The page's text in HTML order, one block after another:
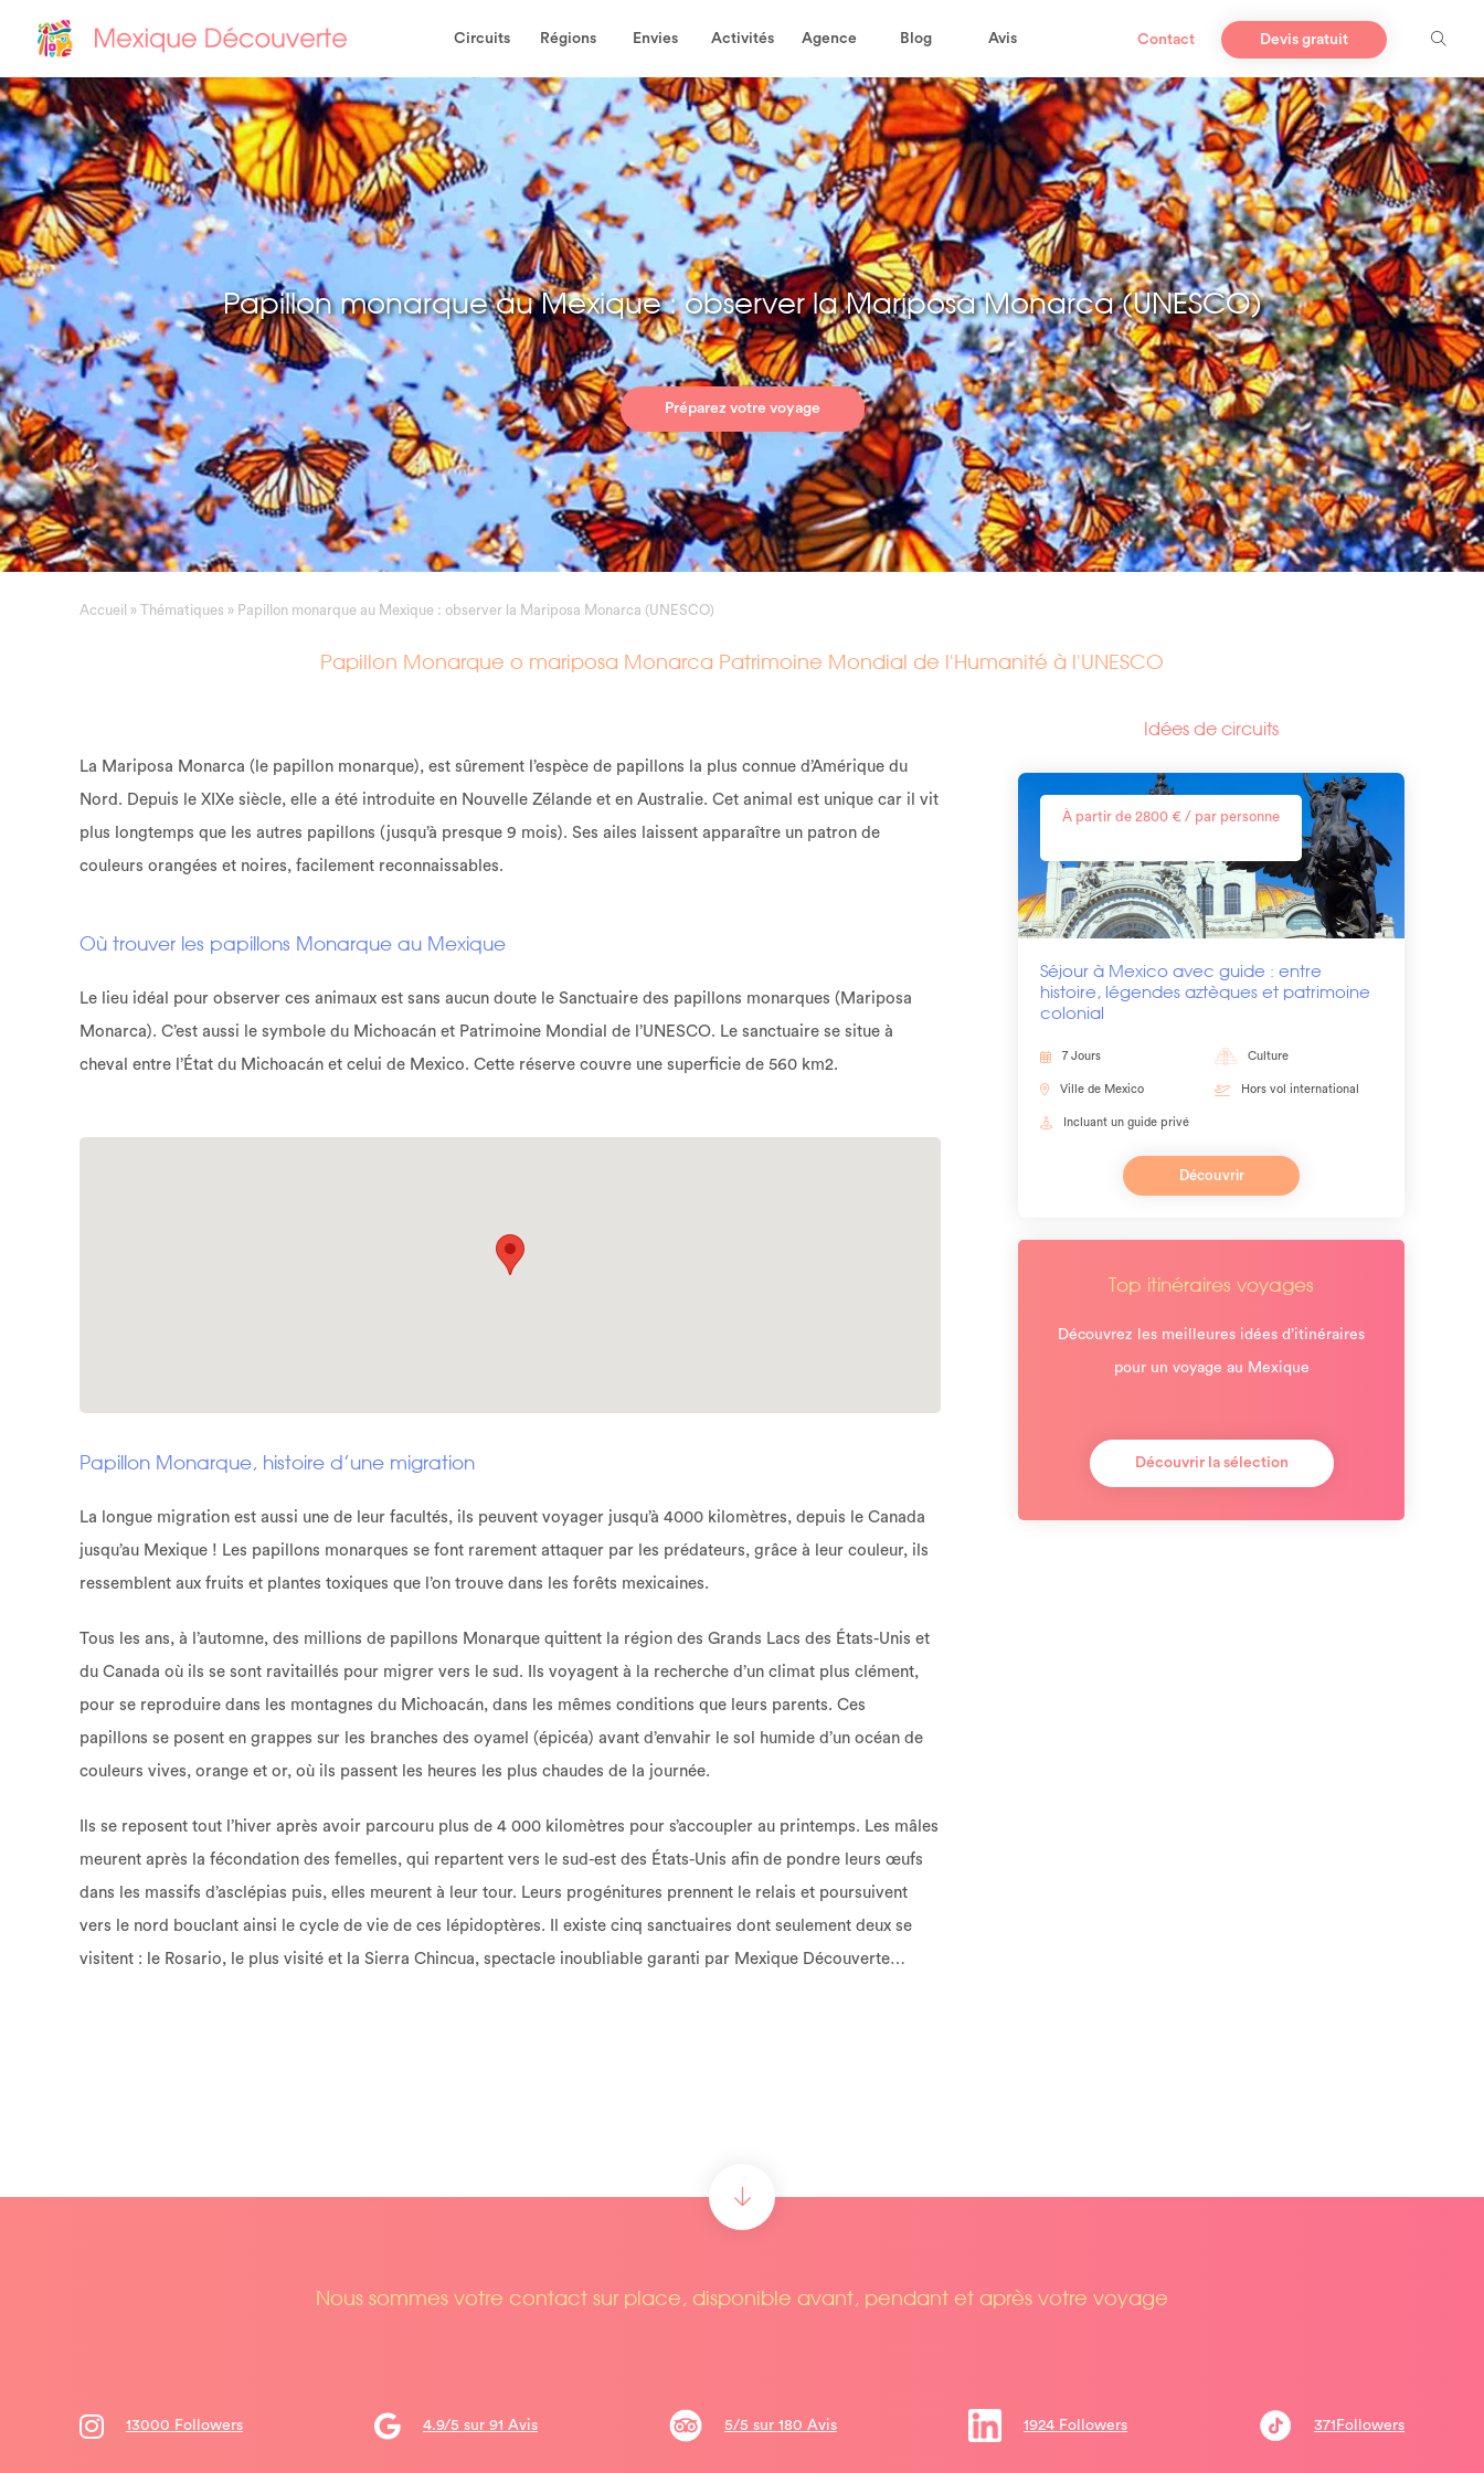
Circuits Régions Envies Activités Agence Blog Avis Contact Devis gratuit
Papillon monarque au Mexique : observer la Mariposa Monarca (UNESCO)
Préparez votre voyage
Accueil » Thématiques » Papillon monarque au Mexique : observer la Mariposa Monarca (UNESCO)
Papillon Monarque o mariposa Monarca Patrimoine Mondial de l'Humanité à l'UNESCO
La Mariposa Monarca (le papillon monarque), est sûrement l’espèce de papillons la plus connue d’Amérique du
Nord. Depuis le XIXe siècle, elle a été introduite en Nouvelle Zélande et en Australie. Cet animal est unique car il vit
plus longtemps que les autres papillons (jusqu’à presque 9 mois). Ses ailes laissent apparaître un patron de
couleurs orangées et noires, facilement reconnaissables.
Où trouver les papillons Monarque au Mexique
Le lieu idéal pour observer ces animaux est sans aucun doute le Sanctuaire des papillons monarques (Mariposa
Monarca). C’est aussi le symbole du Michoacán et Patrimoine Mondial de l’UNESCO. Le sanctuaire se situe à
cheval entre l’État du Michoacán et celui de Mexico. Cette réserve couvre une superficie de 560 km2.
Papillon Monarque, histoire d’une migration
La longue migration est aussi une de leur facultés, ils peuvent voyager jusqu’à 4000 kilomètres, depuis le Canada
jusqu’au Mexique ! Les papillons monarques se font rarement attaquer par les prédateurs, grâce à leur couleur, ils
ressemblent aux fruits et plantes toxiques que l’on trouve dans les forêts mexicaines.
Tous les ans, à l’automne, des millions de papillons Monarque quittent la région des Grands Lacs des États-Unis et
du Canada où ils se sont ravitaillés pour migrer vers le sud. Ils voyagent à la recherche d’un climat plus clément,
pour se reproduire dans les montagnes du Michoacán, dans les mêmes conditions que leurs parents. Ces
papillons se posent en grappes sur les branches des oyamel (épicéa) avant d’envahir le sol humide d’un océan de
couleurs vives, orange et or, où ils passent les heures les plus chaudes de la journée.
Ils se reposent tout l’hiver après avoir parcouru plus de 4 000 kilomètres pour s’accoupler au printemps. Les mâles
meurent après la fécondation des femelles, qui repartent vers le sud-est des États-Unis afin de pondre leurs œufs
dans les massifs d’asclépias puis, elles meurent à leur tour. Leurs progénitures prennent le relais et poursuivent
vers le nord bouclant ainsi le cycle de vie de ces lépidoptères. Il existe cinq sanctuaires dont seulement deux se
visitent : le Rosario, le plus visité et la Sierra Chincua, spectacle inoubliable garanti par Mexique Découverte…
Idées de circuits
À partir de 2800 € / par personne
Séjour à Mexico avec guide : entre
histoire, légendes aztèques et patrimoine
colonial
7 Jours Culture
Ville de Mexico Hors vol international
Incluant un guide privé
Découvrir
Top itinéraires voyages
Découvrez les meilleures idées d’itinéraires
pour un voyage au Mexique
Découvrir la sélection
Nous sommes votre contact sur place, disponible avant, pendant et après votre voyage
13000 Followers 4.9/5 sur 91 Avis 5/5 sur 180 Avis 1924 Followers 371Followers